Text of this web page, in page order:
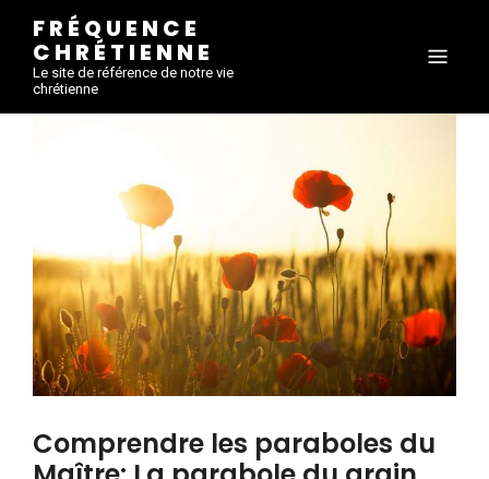
FRÉQUENCE
CHRÉTIENNE
Le site de référence de notre vie
chrétienne
Comprendre les paraboles du